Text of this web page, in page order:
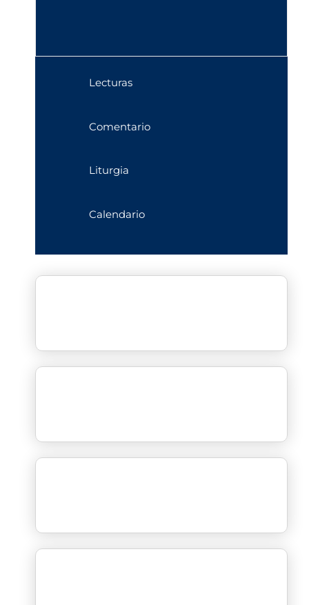
Lecturas
Comentario
Liturgia
Calendario